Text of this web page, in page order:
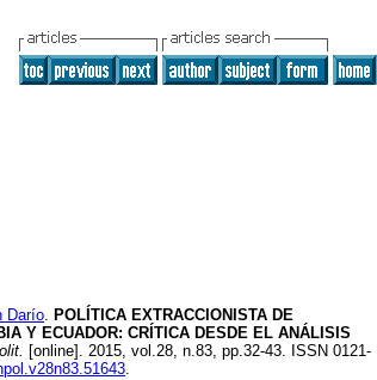
Darío. POLÍTICA EXTRACCIONISTA DE
Y ECUADOR: CRÍTICA DESDE EL ANÁLISIS
[online]. 2015, vol.28, n.83, pp.32-43. ISSN 0121-
.